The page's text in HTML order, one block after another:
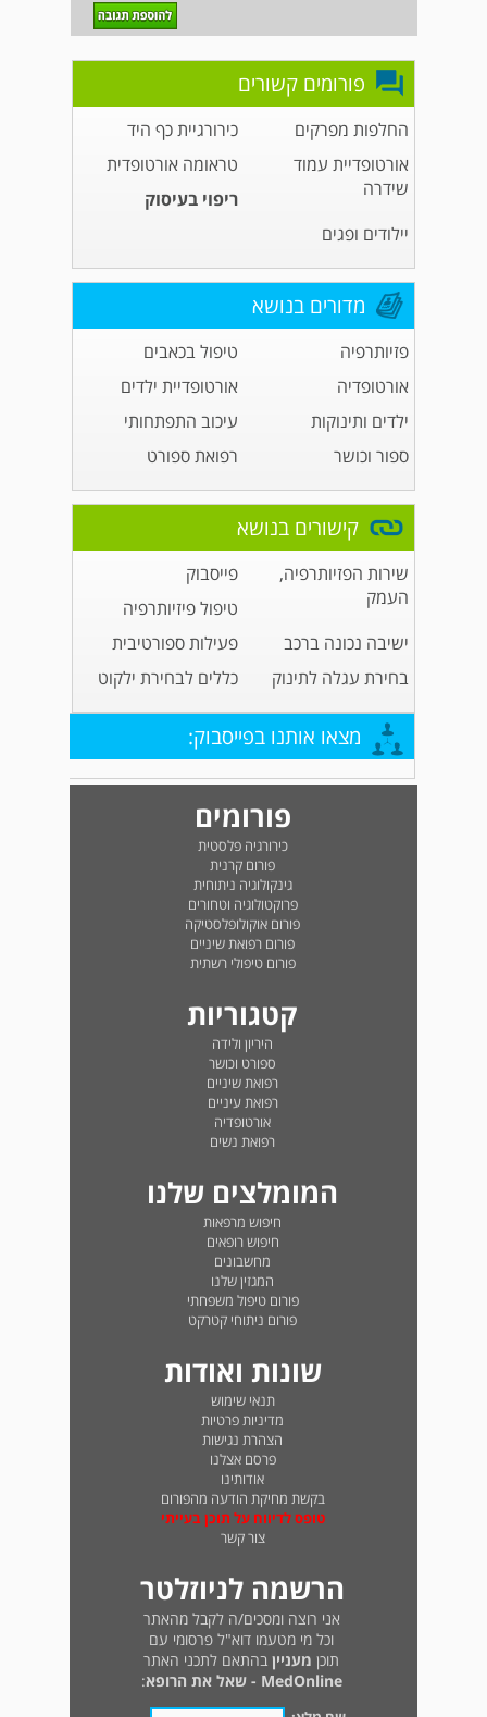
פורומים קשורים
החלפות מפרקים
כירורגיית כף היד
אורטופדיית עמוד
שידרה
טראומה אורטופדית
ריפוי בעיסוק
יילודים ופגים
מדורים בנושא
פזיותרפיה
טיפול בכאבים
אורטופדיה
אורטופדיית ילדים
ילדים ותינוקות
עיכוב התפתחותי
ספור וכושר
רפואת ספורט
קישורים בנושא
שירות הפזיותרפיה,
העמק
פייסבוק
טיפול פיזיותרפיה
ישיבה נכונה ברכב
פעילות ספורטיבית
בחירת עגלה לתינוק
כללים לבחירת ילקוט
מצאו אותנו בפייסבוק:
פורומים
כירורגיה פלסטית
פורום קרנית
גינקולוגיה ניתוחית
פרוקטולוגיה וטחורים
פורום אוקולופלסטיקה
פורום רפואת שיניים
פורום טיפולי רשתית
קטגוריות
היריון ולידה
ספורט וכושר
רפואת שיניים
רפואת עיניים
אורטופדיה
רפואת נשים
המומלצים שלנו
חיפוש מרפאות
חיפוש רופאים
מחשבונים
המגזין שלנו
פורום טיפול משפחתי
פורום ניתוחי קטרקט
שונות ואודות
תנאי שימוש
מדיניות פרטיות
הצהרת נגישות
פרסם אצלנו
אודותינו
בקשת מחיקת הודעה מהפורום
טופס לדיווח על תוכן בעייתי
צור קשר
הרשמה לניוזלטר
אני רוצה ומסכים/ה לקבל מהאתר
וכל מי מטעמו דוא"ל פרסומי עם
תוכן מעניין בהתאם לתכני האתר
MedOnline - שאל את הרופא
: